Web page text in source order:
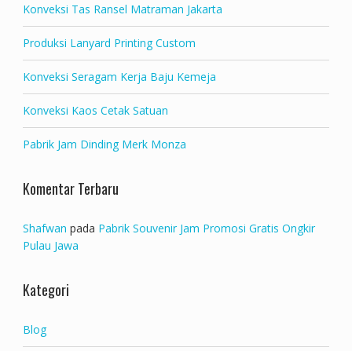
Konveksi Tas Ransel Matraman Jakarta
Produksi Lanyard Printing Custom
Konveksi Seragam Kerja Baju Kemeja
Konveksi Kaos Cetak Satuan
Pabrik Jam Dinding Merk Monza
Komentar Terbaru
Shafwan pada Pabrik Souvenir Jam Promosi Gratis Ongkir
Pulau Jawa
Kategori
Blog